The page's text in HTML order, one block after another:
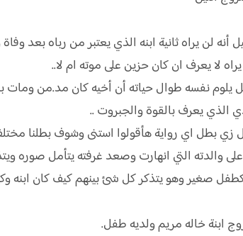
لن يراه ثانية ابنه الذي يعتبر من رباه بعد وفاة
لا يعرف ان كان حزين على موته ام لا..
يلوم نفسه طوال حياته أن أخيه كان مد.من ومات
الذي يعرف بالقوة والجبروت ..
والدته التي انهارت وصعد غرفته يتأمل صوره
كطفل صغير وهو يتذكر كل شئ بينهم كيف كان